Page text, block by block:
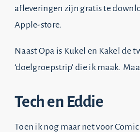
afleveringen zijn gratis te
Apple-store.
Naast Opa is Kukel en Kakel de
‘doelgroepstrip’ die ik maak.
Tech en Eddie
Toen ik nog maar net voor